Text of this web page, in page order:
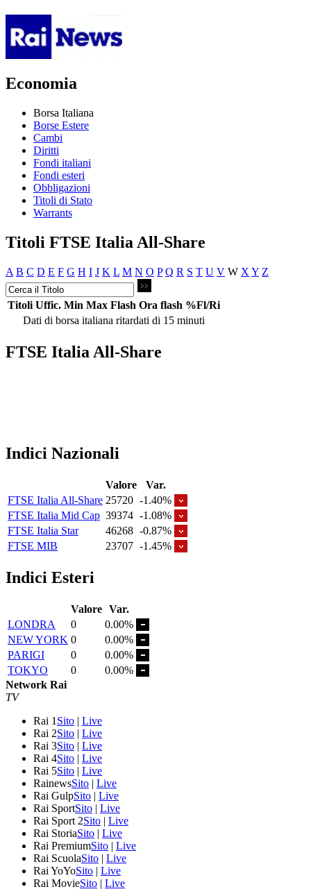
Economia
Borsa Italiana
Borse Estere
Cambi
Diritti
Fondi italiani
Fondi esteri
Obbligazioni
Titoli di Stato
Warrants
Titoli FTSE Italia All-Share
A B C D E F G H I J K L M N O P Q R S T U V W X Y Z
Titoli Uffic. Min Max Flash Ora flash %Fl/Ri
Dati di borsa italiana ritardati di 15 minuti
FTSE Italia All-Share
Indici Nazionali
Valore
Var.
FTSE Italia All-Share 25720 -1.40%
FTSE Italia Mid Cap 39374 -1.08%
FTSE Italia Star
46268 -0.87%
FTSE MIB
23707 -1.45%
Indici Esteri
Valore Var.
LONDRA
0
0.00%
NEW YORK 0
0.00%
PARIGI
0
0.00%
TOKYO
0
0.00%
Network Rai
TV
Rai 1 Sito | Live
Rai 2Sito | Live
Rai 3Sito | Live
Rai 4Sito | Live
Rai 5Sito | Live
RainewsSito | Live
Rai GulpSito | Live
Rai SportSito | Live
Rai Sport 2Sito | Live
Rai StoriaSito | Live
Rai PremiumSito | Live
Rai ScuolaSito | Live
Rai YoYoSito | Live
Rai MovieSito | Live